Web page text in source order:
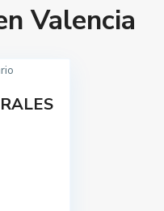
Valencia